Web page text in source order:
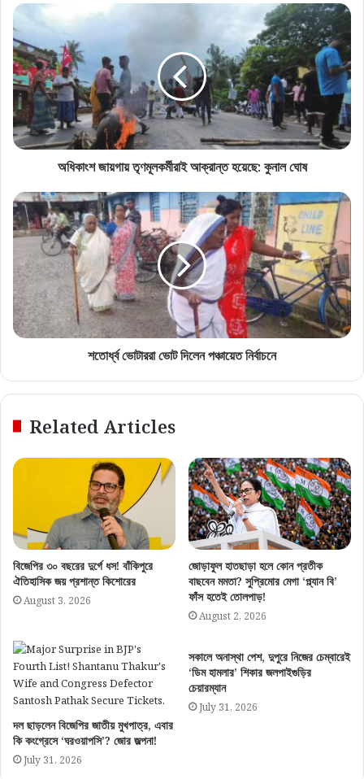
অধিকাংশ জায়গায় তৃণমূলকর্মীরাই আক্রান্ত হয়েছে: কুনাল ঘোষ
শতোর্ধ্ব ভোটাররা ভোট দিলেন পঞ্চায়েত নির্বাচনে
Related Articles
বিজেপির ৩০ বছরের দুর্গে ধস! বাঁকিপুরে
ঐতিহাসিক জয় প্রশান্ত কিশোরের
August 3, 2026
জোড়াফুল হাতছাড়া হলে কোন প্রতীক
বাছবেন মমতা? সুপ্রিমোর মেগা ‘প্ল্যান বি’
ফাঁস হতেই তোলপাড়!
August 2, 2026
দল ছাড়লেন বিজেপির জাতীয় মুখপাত্র, এবার
কি কংগ্রেসে ‘ঘরওয়াপসি’? জোর জল্পনা!
July 31, 2026
সকালে অনাস্থা পেশ, দুপুরে নিজের চেম্বারেই
‘ডিম হামলার’ শিকার জলপাইগুড়ির
চেয়ারম্যান
July 31, 2026